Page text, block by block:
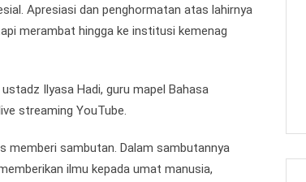
Apresiasi dan penghormatan atas lahirnya
merambat hingga ke institusi kemenag
Ilyasa Hadi, guru mapel Bahasa
streaming YouTube.
memberi sambutan. Dalam sambutannya
ilmu kepada umat manusia,